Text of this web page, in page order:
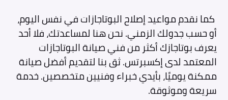
كما نقدم مواعيد إصلاح البوتاجازات في نفس اليوم،
أو حسب جدولك الزمني. نحن هنا لمساعدتك، فلا أحد
يعرف بوتاجازك أكثر من فني صيانة البوتاجازات
المعتمد لدى إكسبرتس. ثق بنا لتقديم أفضل صيانة
ممكنة يوميًا، بأيدي خبراء وفنيين متخصصين. خدمة
سريعة وموثوقة.